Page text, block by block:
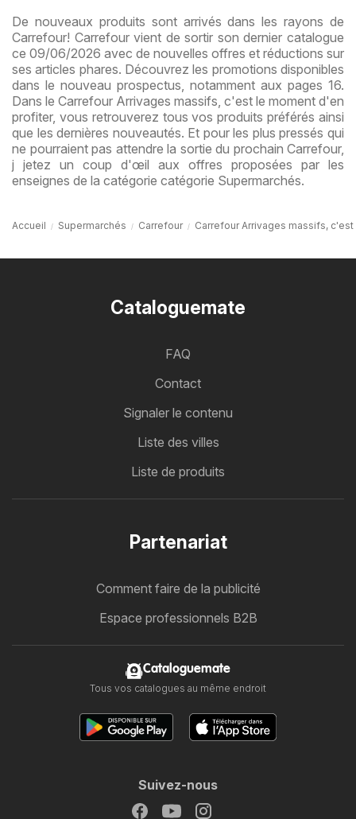
De nouveaux produits sont arrivés dans les rayons de
Carrefour! Carrefour vient de sortir son dernier catalogue
ce 09/06/2026 avec de nouvelles offres et réductions sur
ses articles phares. Découvrez les promotions disponibles
dans le nouveau prospectus, notamment aux pages 16.
Dans le Carrefour Arrivages massifs, c'est le moment d'en
profiter, vous retrouverez tous vos produits préférés ainsi
que les dernières nouveautés. Et pour les plus pressés qui
ne pourraient pas attendre la sortie du prochain Carrefour,
j jetez un coup d'œil aux offres proposées par les
enseignes de la catégorie catégorie Supermarchés.
Accueil Supermarchés Carrefour Carrefour Arrivages massifs,
Cataloguemate
FAQ
Contact
Signaler le contenu
Liste des villes
Liste de produits
Partenariat
Comment faire de la publicité
Espace professionnels B2B
Cataloguemate
Tous vos catalogues au même endroit
Suivez-nous